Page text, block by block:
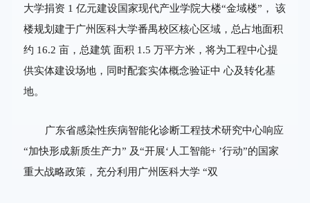
大学捐资 1 亿元建设国家现代产业学院大楼“金域楼”， 该
楼规划建于广州医科大学番禺校区核心区域，总占地面积
约 16.2 亩，总建筑 面积 1.5 万平方米，将为工程中心提
供实体建设场地，同时配套实体概念验证中 心及转化基
地。
广东省感染性疾病智能化诊断工程技术研究中心响应
“加快形成新质生产力” 及“开展‘人工智能+ ’行动”的国家
重大战略政策，充分利用广州医科大学 “双